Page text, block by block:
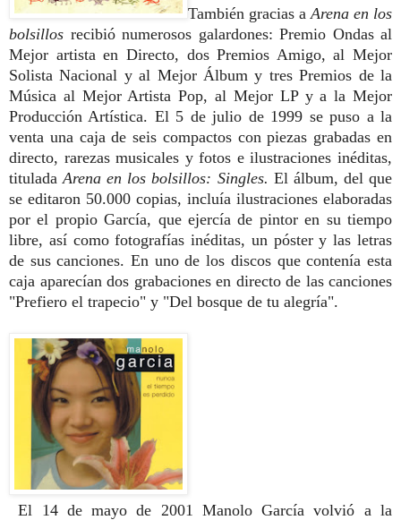
También gracias a Arena en los
bolsillos recibió numerosos galardones: Premio Ondas al
Mejor artista en Directo, dos Premios Amigo, al Mejor
Solista Nacional y al Mejor Álbum y tres Premios de la
Música al Mejor Artista Pop, al Mejor LP y a la Mejor
Producción Artística. El 5 de julio de 1999 se puso a la
venta una caja de seis compactos con piezas grabadas en
directo, rarezas musicales y fotos e ilustraciones inéditas,
tituladaArena en los bolsillos: Singles. El álbum, del que
se editaron 50.000 copias, incluía ilustraciones elaboradas
por el propio García, que ejercía de pintor en su tiempo
libre, así como fotografías inéditas, un póster y las letras
de sus canciones. En uno de los discos que contenía esta
caja aparecían dos grabaciones en directo de las canciones
"Prefiero el trapecio" y "Del bosque de tu alegría".
El 14 de mayo de 2001 Manolo García volvió a la